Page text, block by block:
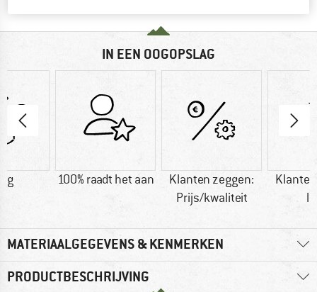
IN EEN OOGOPSLAG
g 100% raadt het aan
Klanten zeggen:
Prijs/kwaliteit
MATERIAALGEGEVENS & KENMERKEN
PRODUCTBESCHRIJVING